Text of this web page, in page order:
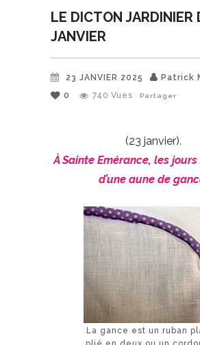
LE DICTON JARDINIER
JANVIER
23 JANVIER 2025
Patrick
0
740 Vues Partager
(23 janvier).
À Sainte Emérance, les
d’une aune de
La gance est un ruban